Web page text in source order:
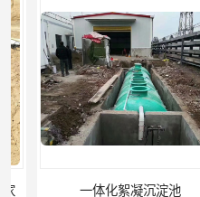
一体化絮凝沉淀池